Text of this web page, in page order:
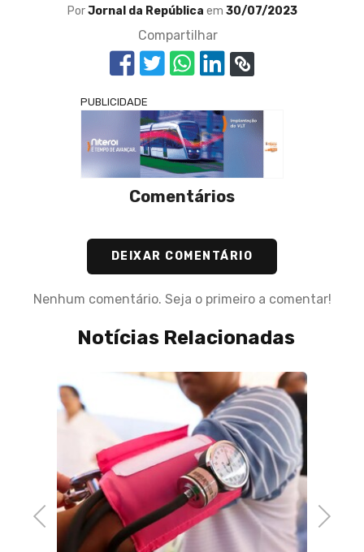
PorJornal da República em 30/07/2023
Compartilhar
PUBLICIDADE
Comentários
DEIXAR COMENTÁRIO
Nenhum comentário. Seja o primeiro a comentar!
Notícias Relacionadas
Previous Next